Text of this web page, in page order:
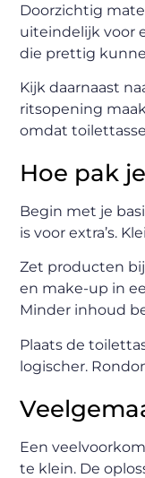
Doorzichtig
uiteindelijk voor
die prettig
Kijk daarnaast
ritsopening
omdat
Hoe pak
Begin met je
is voor extra’s.
Zet producten
en make-up in
Minder inhoud
Plaats de
logischer.
Een
te klein. De